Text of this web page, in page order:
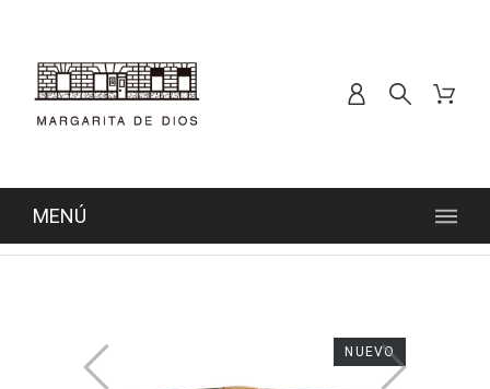
MENÚ
NUEVO